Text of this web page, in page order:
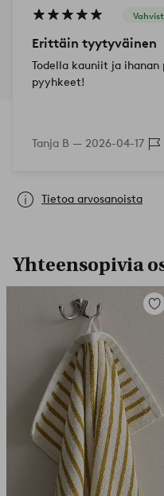
Erittäin tyytyväinen
Todella kauniit ja ihanan
pyyhkeet!
Tanja B — 2026-04-17
Tietoa arvosanoista
Yhteensopivia